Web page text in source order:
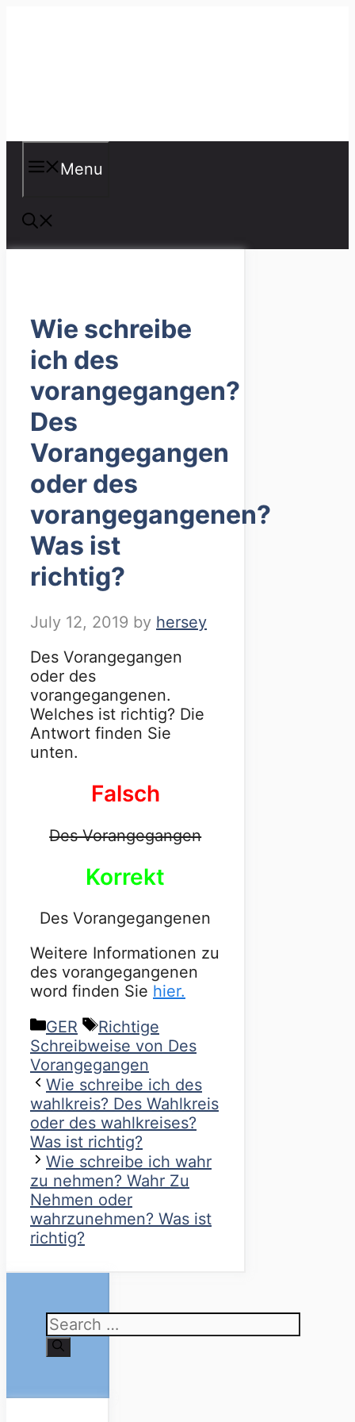
Menu
Wie schreibe
ich des
vorangegangen?
Des
Vorangegangen
oder des
vorangegangenen?
Was ist
richtig?
July 12, 2019 by hersey
Des Vorangegangen
oder des
vorangegangenen.
Welches ist richtig? Die
Antwort finden Sie
unten.
Falsch
Des Vorangegangen
Korrekt
Des Vorangegangenen
Weitere Informationen zu
des vorangegangenen
word finden Sie hier.
Categories
GER Tags
Richtige
Schreibweise von Des
Vorangegangen
Wie schreibe ich des
wahlkreis? Des Wahlkreis
oder des wahlkreises?
Was ist richtig?
Wie schreibe ich wahr
zu nehmen? Wahr Zu
Nehmen oder
wahrzunehmen? Was ist
richtig?
Search
for: